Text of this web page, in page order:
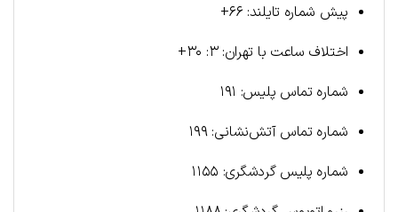
پیش شماره تایلند: ۶۶+
اختلاف ساعت با تهران: ۳: ۳۰+
شماره تماس پلیس: ۱۹۱
شماره تماس آتش‌نشانی: ۱۹۹
شماره پلیس گردشگری: ۱۱۵۵